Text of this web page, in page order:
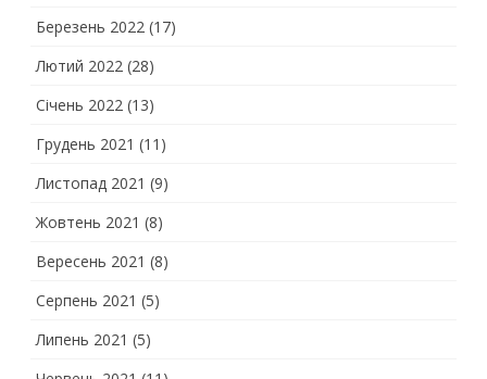
Березень 2022 (17)
Лютий 2022 (28)
Січень 2022 (13)
Грудень 2021 (11)
Листопад 2021 (9)
Жовтень 2021 (8)
Вересень 2021 (8)
Серпень 2021 (5)
Липень 2021 (5)